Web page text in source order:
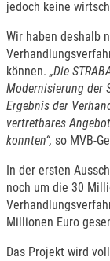
jedoch keine
Wir haben deshalb
können. „Die
Modernisierung der
Ergebnis der
vertretbares
konnten“, so MVB-
In der ersten
noch um die 30
Millionen Euro
Das Projekt wird